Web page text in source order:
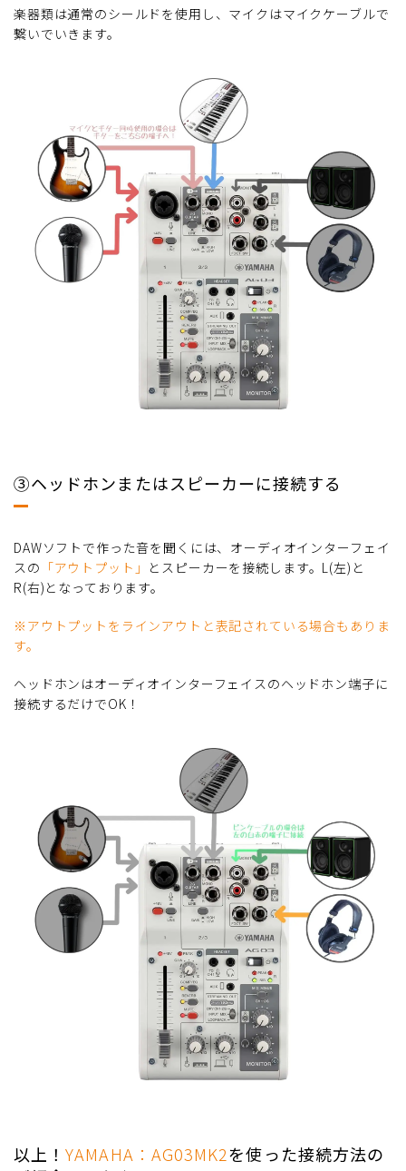
楽器類は通常のシールドを使用し、マイクはマイクケーブルで
繋いでいきます。
③ヘッドホンまたはスピーカーに接続する
DAWソフトで作った音を聞くには、オーディオインターフェイ
スの 「アウトプット」 とスピーカーを接続します。L(左)と
R(右)となっております。
※アウトプットをラインアウトと表記されている場合もありま
す。
ヘッドホンはオーディオインターフェイスのヘッドホン端子に
接続するだけでOK！
以上！YAMAHA：AG03MK2を使った接続方法の